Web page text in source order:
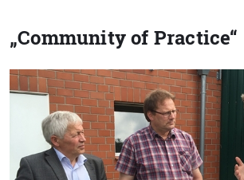
„Community of Practice“